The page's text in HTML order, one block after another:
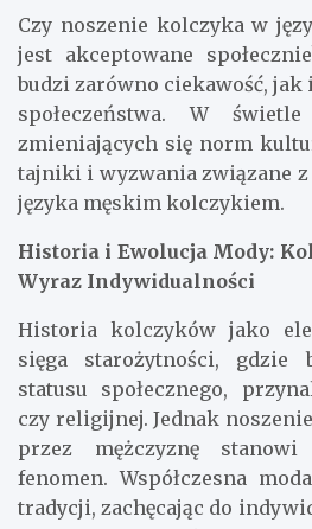
Czy noszenie kolczyka w
jest akceptowane
budzi zarówno ciekawość,
społeczeństwa. W
zmieniających się norm
tajniki i wyzwania związane z
języka męskim kolczykiem.
Historia i Ewolucja Mody:
Wyraz Indywidualności
Historia kolczyków jako
sięga starożytności, gdzie
statusu społecznego,
czy religijnej. Jednak
przez mężczyznę
fenomen. Współczesna
tradycji, zachęcając do